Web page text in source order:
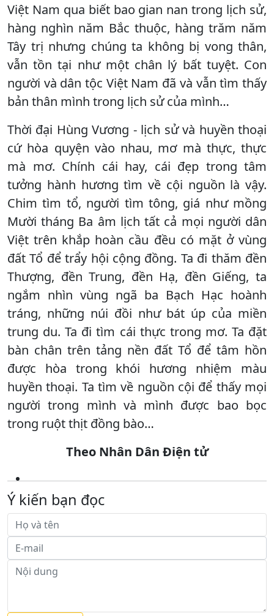
Việt Nam qua biết bao gian nan trong lịch sử,
hàng nghìn năm Bắc thuộc, hàng trăm năm
Tây trị nhưng chúng ta không bị vong thân,
vẫn tồn tại như một chân lý bất tuyệt. Con
người và dân tộc Việt Nam đã và vẫn tìm thấy
bản thân mình trong lịch sử của mình…
Thời đại Hùng Vương - lịch sử và huyền thoại
cứ hòa quyện vào nhau, mơ mà thực, thực
mà mơ. Chính cái hay, cái đẹp trong tâm
tưởng hành hương tìm về cội nguồn là vậy.
Chim tìm tổ, người tìm tông, giá như mồng
Mười tháng Ba âm lịch tất cả mọi người dân
Việt trên khắp hoàn cầu đều có mặt ở vùng
đất Tổ để trẩy hội cộng đồng. Ta đi thăm đền
Thượng, đền Trung, đền Hạ, đền Giếng, ta
ngắm nhìn vùng ngã ba Bạch Hạc hoành
tráng, những núi đồi như bát úp của miền
trung du. Ta đi tìm cái thực trong mơ. Ta đặt
bàn chân trên tảng nền đất Tổ để tâm hồn
được hòa trong khói hương nhiệm màu
huyền thoại. Ta tìm về nguồn cội để thấy mọi
người trong mình và mình được bao bọc
trong ruột thịt đồng bào…
Theo Nhân Dân Điện tử
Ý kiến bạn đọc